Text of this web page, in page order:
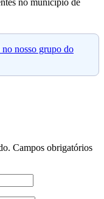
nosso grupo do
Campos obrigatórios